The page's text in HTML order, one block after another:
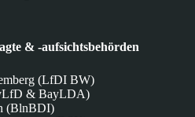
& -aufsichtsbehörden
(LfDI BW)
& BayLDA)
(BlnBDI)